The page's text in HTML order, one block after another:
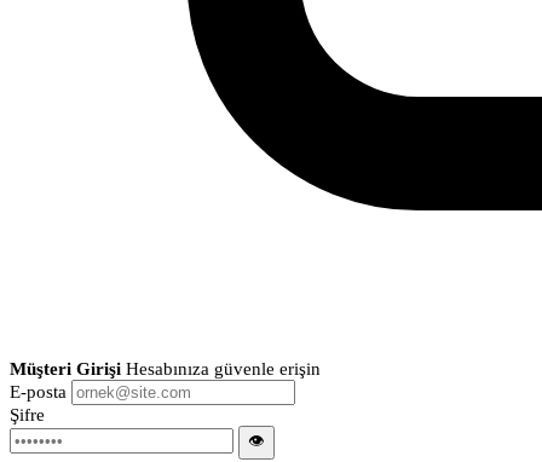
Müşteri Girişi Hesabınıza güvenle erişin
E-posta
Şifre
👁